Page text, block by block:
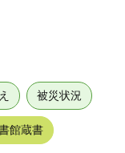
被災状況
館蔵書